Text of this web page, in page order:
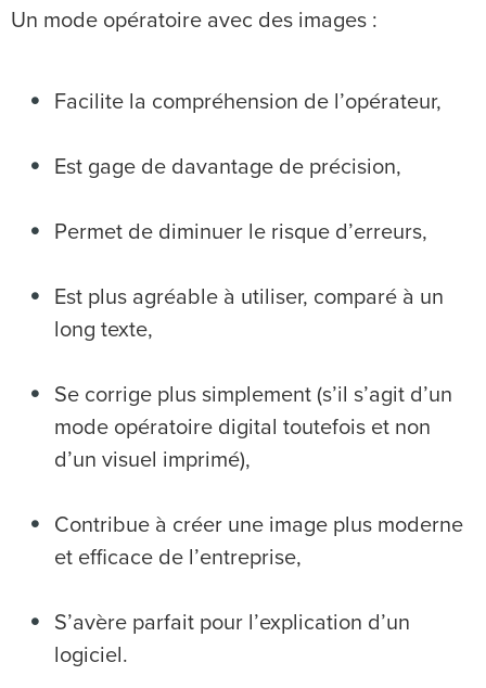
Un mode opératoire avec des images :
Facilite la compréhension de l’opérateur,
Est gage de davantage de précision,
Permet de diminuer le risque d’erreurs,
Est plus agréable à utiliser, comparé à un
long texte,
Se corrige plus simplement (s’il s’agit d’un
mode opératoire digital toutefois et non
d’un visuel imprimé),
Contribue à créer une image plus moderne
et efficace de l’entreprise,
S’avère parfait pour l’explication d’un
logiciel.